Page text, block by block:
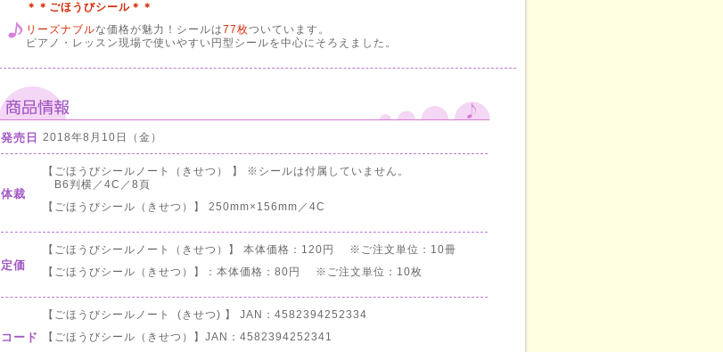
＊＊ごほうびシール ＊＊
リーズナブルな価格が魅力！シールは77枚ついています。
ピアノ・レッスン現場で使いやすい円型シールを中心にそろえました。
発売日 2018年8月10日（金）
体裁
【ごほうびシールノート（きせつ） 】 ※シールは付属していません。
B6判横／4C／8頁
【ごほうびシール（きせつ）】 250mm×156mm／4C
定価
【ごほうびシールノート（きせつ）】 本体価格：120円 ※ご注文単位：10冊
【ごほうびシール（きせつ）】：本体価格：80円 ※ご注文単位：10枚
コード
【ごほうびシールノート (きせつ) 】 JAN：4582394252334
【ごほうびシール（きせつ）】JAN：4582394252341